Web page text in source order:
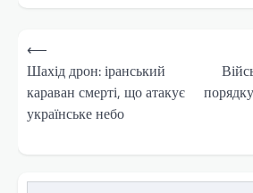
Навігація
записів
⟵
Шахід дрон: іранський
караван смерті, що атакує
українське небо